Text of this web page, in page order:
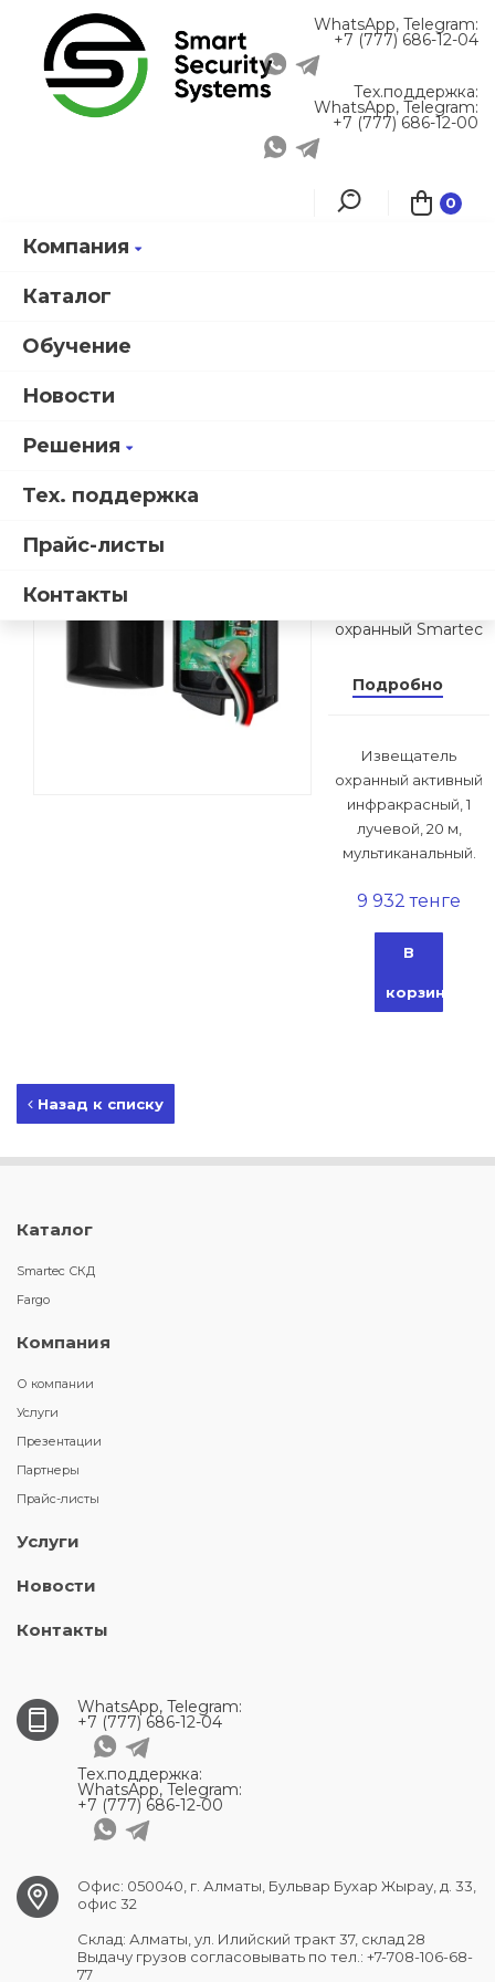
Компания
Каталог
Обучение
Новости
Решения
Тех. поддержка
Прайс-листы
Контакты
0
WhatsApp, Telegram:
+7 (777) 686-12-04
Тех.поддержка:
WhatsApp, Telegram:
+7 (777) 686-12-00
ST-PD021BD-MC Извещатель охранный Smartec
охранный Smartec
Подробно
Извещатель
охранный активный
инфракрасный, 1
лучевой, 20 м,
мультиканальный.
9 932 тенге
В
корзину
Назад к списку
Каталог
Smartec СКД
Fargo
Компания
О компании
Услуги
Презентации
Партнеры
Прайс-листы
Услуги
Новости
Контакты
WhatsApp, Telegram:
+7 (777) 686-12-04
Тех.поддержка:
WhatsApp, Telegram:
+7 (777) 686-12-00
Офис: 050040, г. Алматы, Бульвар Бухар Жырау, д. 33,
офис 32
Склад: Алматы, ул. Илийский тракт 37, склад 28
Выдачу грузов согласовывать по тел.: +7-708-106-68-
77